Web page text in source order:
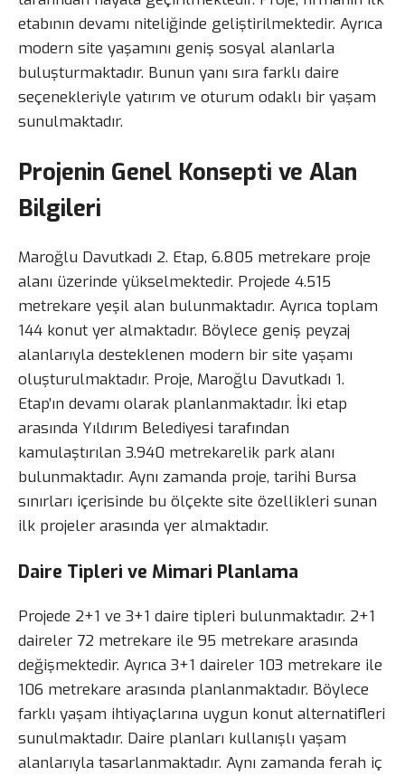
etabının devamı niteliğinde geliştirilmektedir. Ayrıca
modern site yaşamını geniş sosyal alanlarla
buluşturmaktadır. Bunun yanı sıra farklı daire
seçenekleriyle yatırım ve oturum odaklı bir yaşam
sunulmaktadır.
Projenin Genel Konsepti ve Alan
Bilgileri
Maroğlu Davutkadı 2. Etap, 6.805 metrekare proje
alanı üzerinde yükselmektedir. Projede 4.515
metrekare yeşil alan bulunmaktadır. Ayrıca toplam
144 konut yer almaktadır. Böylece geniş peyzaj
alanlarıyla desteklenen modern bir site yaşamı
oluşturulmaktadır. Proje, Maroğlu Davutkadı 1.
Etap’ın devamı olarak planlanmaktadır. İki etap
arasında Yıldırım Belediyesi tarafından
kamulaştırılan 3.940 metrekarelik park alanı
bulunmaktadır. Aynı zamanda proje, tarihi Bursa
sınırları içerisinde bu ölçekte site özellikleri sunan
ilk projeler arasında yer almaktadır.
Daire Tipleri ve Mimari Planlama
Projede 2+1 ve 3+1 daire tipleri bulunmaktadır. 2+1
daireler 72 metrekare ile 95 metrekare arasında
değişmektedir. Ayrıca 3+1 daireler 103 metrekare ile
106 metrekare arasında planlanmaktadır. Böylece
farklı yaşam ihtiyaçlarına uygun konut alternatifleri
sunulmaktadır. Daire planları kullanışlı yaşam
alanlarıyla tasarlanmaktadır. Aynı zamanda ferah iç